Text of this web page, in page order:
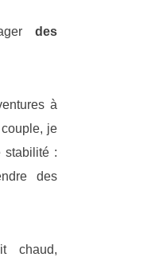
des
à
je
stabilité :
des
chaud,